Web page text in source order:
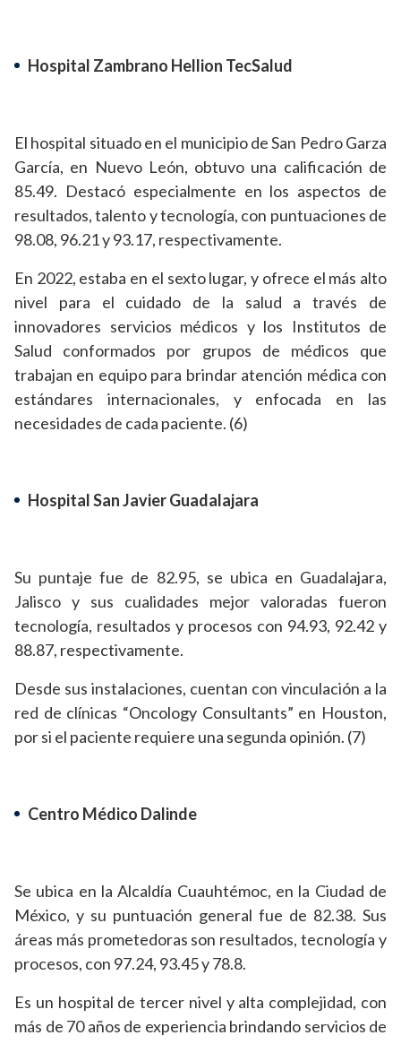
Hospital Zambrano Hellion TecSalud
El hospital situado en el municipio de San Pedro Garza
García, en Nuevo León, obtuvo una calificación de
85.49. Destacó especialmente en los aspectos de
resultados, talento y tecnología, con puntuaciones de
98.08, 96.21 y 93.17, respectivamente.
En 2022, estaba en el sexto lugar, y ofrece el más alto
nivel para el cuidado de la salud a través de
innovadores servicios médicos y los Institutos de
Salud conformados por grupos de médicos que
trabajan en equipo para brindar atención médica con
estándares internacionales, y enfocada en las
necesidades de cada paciente. (6)
Hospital San Javier Guadalajara
Su puntaje fue de 82.95, se ubica en Guadalajara,
Jalisco y sus cualidades mejor valoradas fueron
tecnología, resultados y procesos con 94.93, 92.42 y
88.87, respectivamente.
Desde sus instalaciones, cuentan con vinculación a la
red de clínicas “Oncology Consultants” en Houston,
por si el paciente requiere una segunda opinión. (7)
Centro Médico Dalinde
Se ubica en la Alcaldía Cuauhtémoc, en la Ciudad de
México, y su puntuación general fue de 82.38. Sus
áreas más prometedoras son resultados, tecnología y
procesos, con 97.24, 93.45 y 78.8.
Es un hospital de tercer nivel y alta complejidad, con
más de 70 años de experiencia brindando servicios de